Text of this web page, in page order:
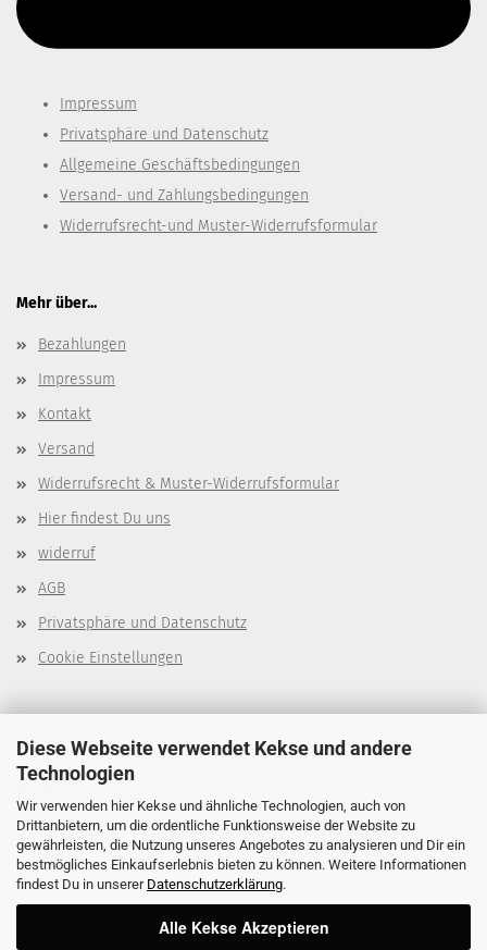
Diese Webseite verwendet Kekse und andere
Technologien
Wir verwenden hier Kekse und ähnliche Technologien, auch von
Drittanbietern, um die ordentliche Funktionsweise der Website zu
gewährleisten, die Nutzung unseres Angebotes zu analysieren und Dir ein
bestmögliches Einkaufserlebnis bieten zu können. Weitere Informationen
findest Du in unserer Datenschutzerklärung.
Alle Kekse Akzeptieren
Impressum
Privatsphäre und Datenschutz
Allgemeine Geschäftsbedingungen
Versand- und Zahlungsbedingungen
Widerrufsrecht-und Muster-Widerrufsformular
Mehr über...
Bezahlungen
Impressum
Kontakt
Versand
Widerrufsrecht & Muster-Widerrufsformular
Hier findest Du uns
widerruf
AGB
Privatsphäre und Datenschutz
Cookie Einstellungen
Über mich
Dein Tier
Wichtige Links